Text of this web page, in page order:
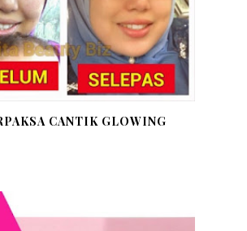
CANTIK GLOWING